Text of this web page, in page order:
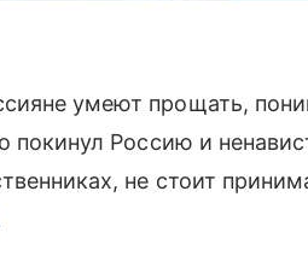
умеют прощать,
покинул Россию и
не стоит